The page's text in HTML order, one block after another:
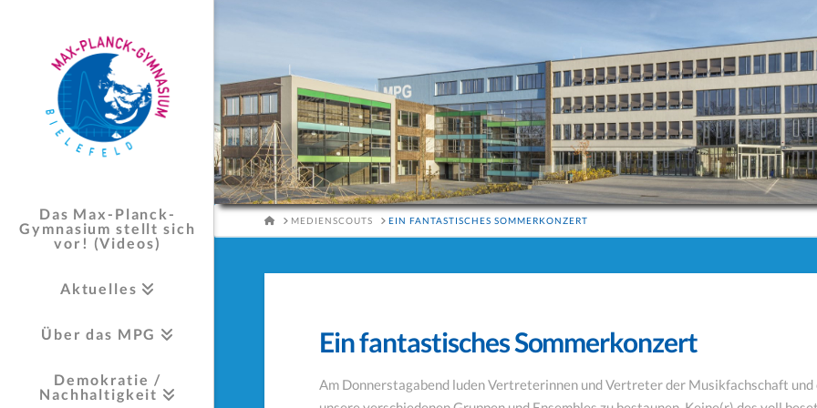
Das Max-Planck-
Gymnasium stellt sich
vor! (Videos)
Aktuelles
Über das MPG
Demokratie /
Nachhaltigkeit
HOMEMEDIENSCOUTS EIN FANTASTISCHES SOMMERKONZERT
Ein fantastisches Sommerkonzert
Am Donnerstagabend luden Vertreterinnen und Vertreter der Musikfachschaft